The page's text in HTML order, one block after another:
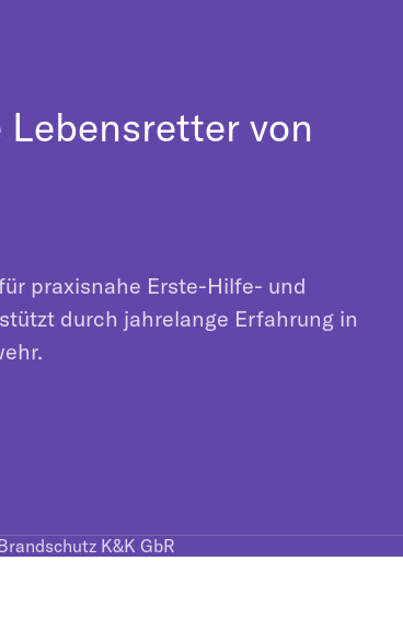
von
praxisnahe Erste-Hilfe- und
durch jahrelange Erfahrung in
K&K GbR